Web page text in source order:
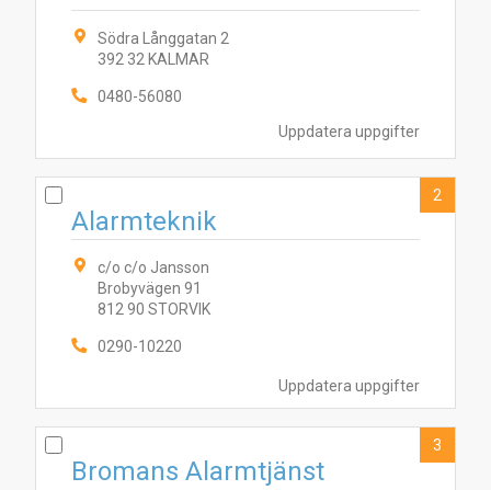
Uppdatera uppgifter
Södra Långgatan 2
392 32 KALMAR
0480-56080
Uppdatera uppgifter
Alarmteknik
c/o c/o Jansson
Brobyvägen 91
812 90 STORVIK
0290-10220
2
Bromans Alarmtjänst
3